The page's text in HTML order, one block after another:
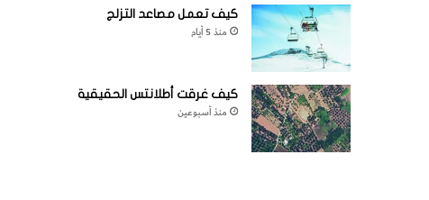
كيف تعمل مصاعد التزلج
منذ 5 أيام
كيف غرقت أطلانتس الحقيقية
منذ أسبوعين